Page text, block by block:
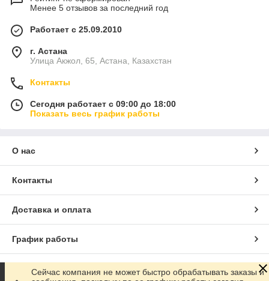
Менее 5 отзывов за последний год
Работает с 25.09.2010
г. Астана
Улица Акжол, 65, Астана, Казахстан
Контакты
Сегодня работает с 09:00 до 18:00
Показать весь график работы
О нас
Контакты
Доставка и оплата
График работы
Полная версия сайта
Сейчас компания не может быстро обрабатывать заказы и